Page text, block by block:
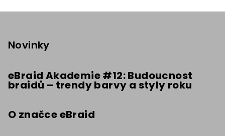
Novinky
eBraid Akademie #12: Budoucnost
braidů – trendy barvy a styly roku
O značce eBraid